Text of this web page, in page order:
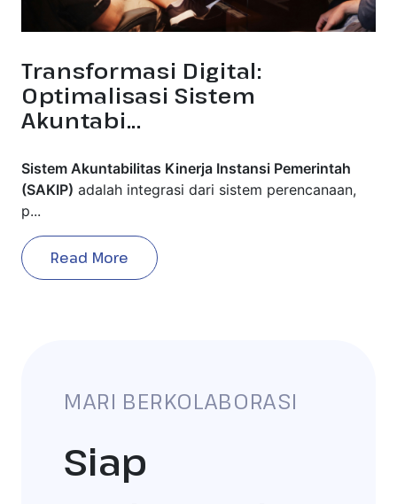
Transformasi Digital:
Optimalisasi Sistem
Akuntabi...
Sistem Akuntabilitas Kinerja Instansi Pemerintah
(SAKIP) adalah integrasi dari sistem perencanaan,
p...
Read More
MARI BERKOLABORASI
Siap